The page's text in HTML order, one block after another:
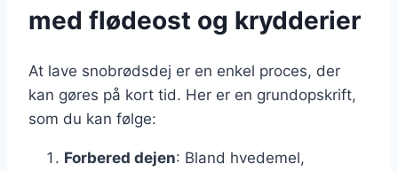
med flødeost og krydderier
At lave snobrødsdej er en enkel proces, der
kan gøres på kort tid. Her er en grundopskrift,
som du kan følge:
Forbered dejen: Bland hvedemel,